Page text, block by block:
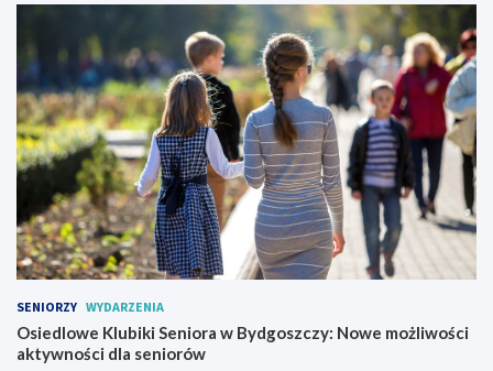
SENIORZY WYDARZENIA
Osiedlowe Klubiki Seniora w Bydgoszczy: Nowe możliwości
aktywności dla seniorów